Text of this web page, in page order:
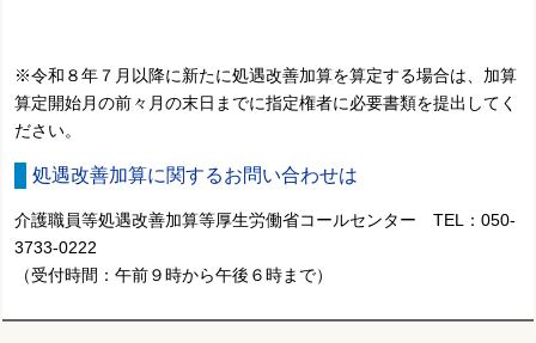
※令和８年７月以降に新たに処遇改善加算を算定する場合は、加算
算定開始月の前々月の末日までに指定権者に必要書類を提出してく
ださい。
処遇改善加算に関するお問い合わせは
介護職員等処遇改善加算等厚生労働省コールセンター TEL：050-
3733-0222
（受付時間：午前９時から午後６時まで）